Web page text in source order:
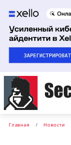
Главная Новости